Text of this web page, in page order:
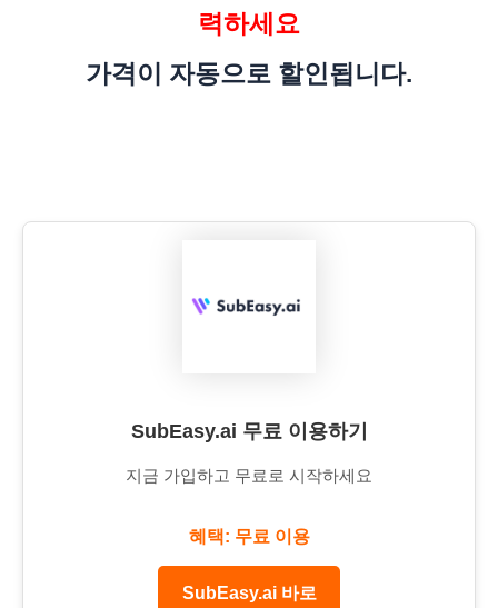
력하세요
가격이 자동으로 할인됩니다.
SubEasy.ai 무료 이용하기
지금 가입하고 무료로 시작하세요
혜택: 무료 이용
SubEasy.ai 바로